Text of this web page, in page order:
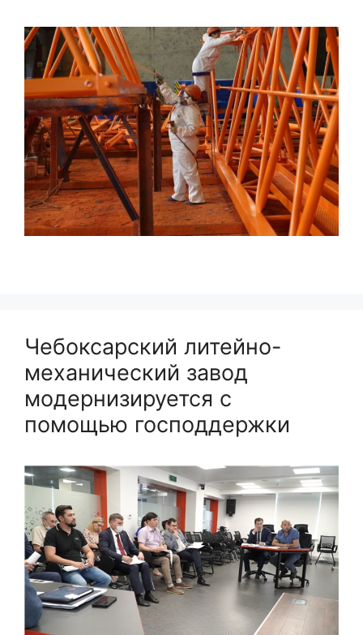
Чебоксарский литейно-
механический завод
модернизируется с
помощью господдержки